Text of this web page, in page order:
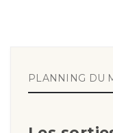
PLANNING DU